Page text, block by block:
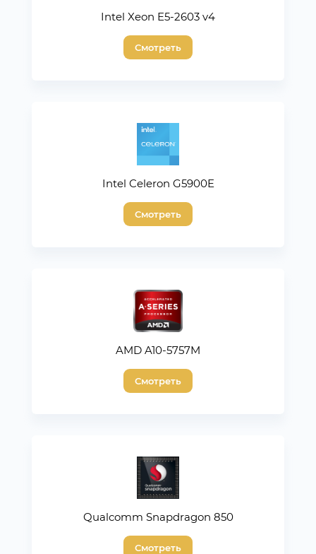
Intel Xeon E5-2603 v4
Смотреть
Intel Celeron G5900E
Смотреть
AMD A10-5757M
Смотреть
Qualcomm Snapdragon 850
Смотреть